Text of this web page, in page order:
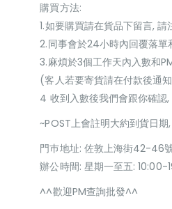
購買方法:
1.如要購買請在貨品下留言,
2.同事會於24小時內回覆落單
3.麻煩於3個工作天內入數和
(客人若要寄貨請在付款後通
4 收到入數後我們會跟你確認
~POST上會註明大約到貨日
門巿地址: 佐敦上海街42-46
辦公時間: 星期一至五:
^^歡迎PM查詢批發^^